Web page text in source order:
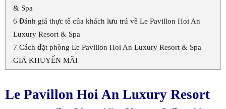
& Spa
6 Đánh giá thực tế của khách lưu trú về Le Pavillon Hoi An
Luxury Resort & Spa
7 Cách đặt phòng Le Pavillon Hoi An Luxury Resort & Spa
GIÁ KHUYẾN MÃI
Le Pavillon Hoi An Luxury Resort